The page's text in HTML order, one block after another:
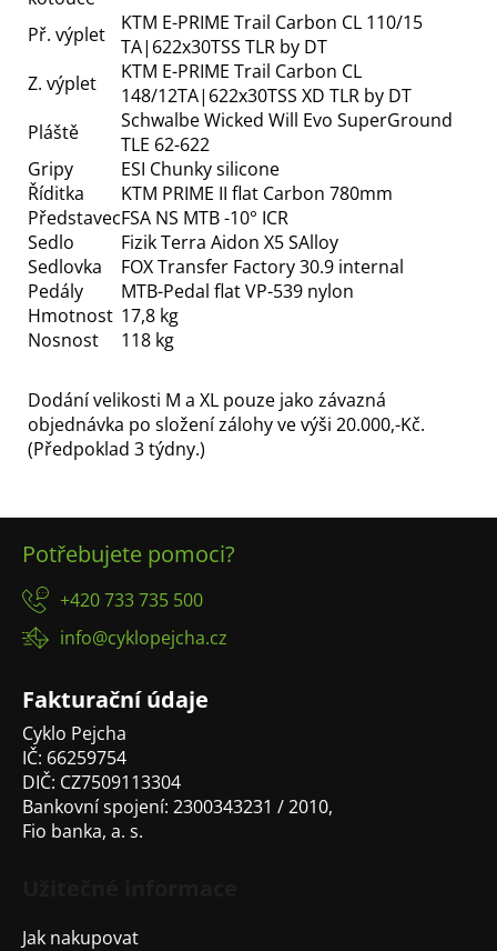
Př. výplet
KTM E-PRIME Trail Carbon CL 110/15
TA|622x30TSS TLR by DT
Z. výplet
KTM E-PRIME Trail Carbon CL
148/12TA|622x30TSS XD TLR by DT
Pláště
Schwalbe Wicked Will Evo SuperGround
TLE 62-622
Gripy
ESI Chunky silicone
Říditka
KTM PRIME II flat Carbon 780mm
PředstavecFSA NS MTB -10° ICR
Sedlo
Fizik Terra Aidon X5 SAlloy
Sedlovka
FOX Transfer Factory 30.9 internal
Pedály
MTB-Pedal flat VP-539 nylon
Hmotnost 17,8 kg
Nosnost
118 kg
Dodání velikosti M a XL pouze jako závazná
objednávka po složení zálohy ve výši 20.000,-Kč.
(Předpoklad 3 týdny.)
Z
Potřebujete pomoci?
+420 733 735 500
info@cyklopejcha.cz
Fakturační údaje
Cyklo Pejcha
IČ: 66259754
DIČ: CZ7509113304
Bankovní spojení: 2300343231 / 2010,
Fio banka, a. s.
Jak nakupovat